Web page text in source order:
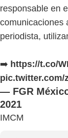
responsable en
comunicaciones
periodista,
➡️ https://t.co/
pic.twitter.com/
— FGR
2021
IMCM